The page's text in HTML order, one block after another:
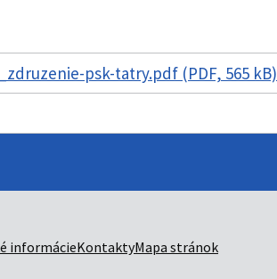
psk-tatry.pdf (PDF, 565 kB)
informácieKontaktyMapa stránok